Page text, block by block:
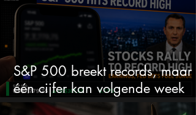
S&P 500 breekt records, maar
één cijfer kan volgende week
alles veranderen